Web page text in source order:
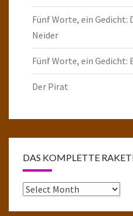
Fünf Worte, ein Gedicht:
Neider
Fünf Worte, ein Gedicht:
Der Pirat
DAS KOMPLETTE
Das